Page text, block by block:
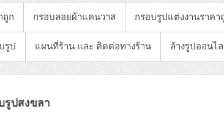
ถูก กรอบลอยผ้าแคนวาส กรอบรูปแต่งงานราคา
รูป แผนที่ร้าน และ ติดต่อทางร้าน ล้างรูปออนไ
รูปสงขลา